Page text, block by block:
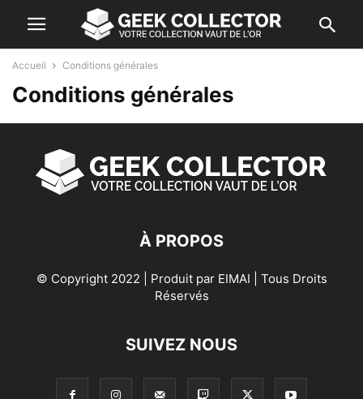
Accueil Conditions générales
Conditions générales
À PROPOS
© Copyright 2022 | Produit par EIMAI | Tous Droits
Réservés
SUIVEZ NOUS